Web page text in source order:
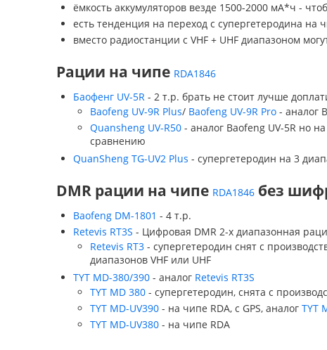
ёмкость аккумуляторов везде 1500-2000 мА*ч -
есть тенденция на переход с супергетеродина
вместо радиостанции с VHF + UHF диапазоном
Рации на чипе RDA1846
Баофенг UV-5R - 2 т.р. брать не стоит лучше
Baofeng UV-9R Plus/ Baofeng UV-9R Pro - аналог
Quansheng UV-R50 - аналог Baofeng UV-5R но
сравнению
QuanSheng TG-UV2 Plus - супергетеродин на 3
DMR рации на чипе RDA1846 без
Baofeng DM-1801 - 4 т.р.
Retevis RT3S - Цифровая DMR 2-х диапазонная
Retevis RT3 - супергетеродин снят с
диапазонов VHF или UHF
TYT MD-380/390 - аналог Retevis RT3S
TYT MD 380 - супергетеродин, снята с
TYT MD-UV390 - на чипе RDA, с GPS, аналог TYT
TYT MD-UV380 - на чипе RDA